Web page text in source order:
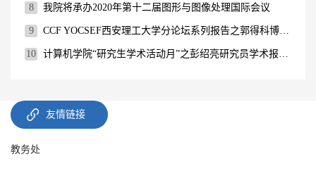
8 我院将承办2020年第十二届图形与图像处理国际会议
9
10
友情链接
教务处